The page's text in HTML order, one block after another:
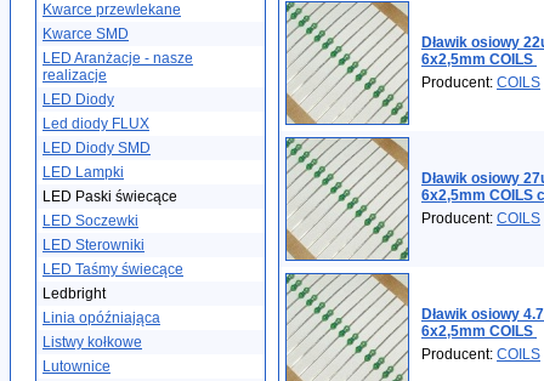
Kwarce przewlekane
Kwarce SMD
LED Aranżacje - nasze
realizacje
LED Diody
Led diody FLUX
LED Diody SMD
LED Lampki
LED Paski świecące
LED Soczewki
LED Sterowniki
LED Taśmy świecące
Ledbright
Linia opóźniająca
Listwy kołkowe
Lutownice
Dławik osiowy
6x2,5mm COILS
Producent: COILS
Dławik osiowy
6x2,5mm COILS
Producent: COILS
Dławik osiowy
6x2,5mm COILS
Producent: COILS